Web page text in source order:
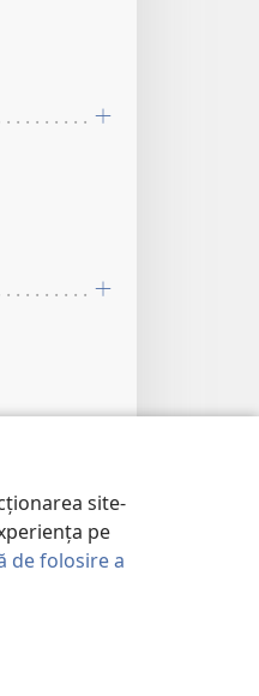
site-
pe
de folosire a